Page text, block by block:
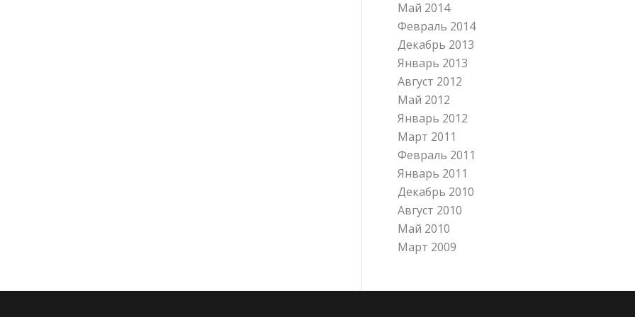
Май 2014
Февраль 2014
Декабрь 2013
Январь 2013
Август 2012
Май 2012
Январь 2012
Март 2011
Февраль 2011
Январь 2011
Декабрь 2010
Август 2010
Май 2010
Март 2009